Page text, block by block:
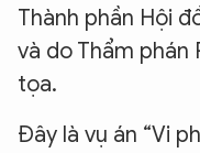
Thành phần Hội
và do Thẩm phán
tọa.
Đây là vụ án “Vi